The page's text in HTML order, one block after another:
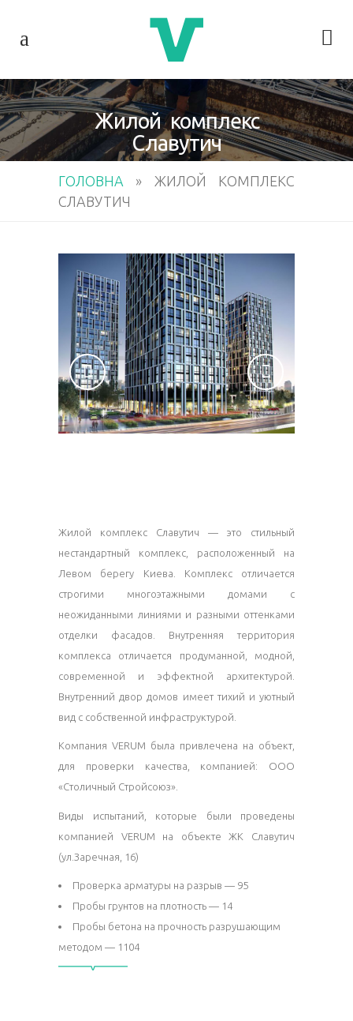
Жилой комплекс
Славутич
ГОЛОВНА » ЖИЛОЙ КОМПЛЕКС
СЛАВУТИЧ
Жилой комплекс Славутич — это стильный
нестандартный комплекс, расположенный на
Левом берегу Киева. Комплекс отличается
строгими многоэтажными домами с
неожиданными линиями и разными оттенками
отделки фасадов. Внутренняя территория
комплекса отличается продуманной, модной,
современной и эффектной архитектурой.
Внутренний двор домов имеет тихий и уютный
вид с собственной инфраструктурой.
Компания VERUM была привлечена на объект,
для проверки качества, компанией: ООО
«Столичный Стройсоюз».
Виды испытаний, которые были проведены
компанией VERUM на объекте ЖК Славутич
(ул.Заречная, 16)
Проверка арматуры на разрыв — 95
Пробы грунтов на плотность — 14
Пробы бетона на прочность разрушающим
методом — 1104